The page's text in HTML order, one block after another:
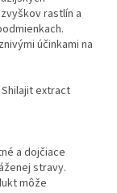
rastlín a
účinkami na
Shilajit extract
a dojčiace
stravy.
môže